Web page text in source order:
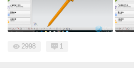
2998 1